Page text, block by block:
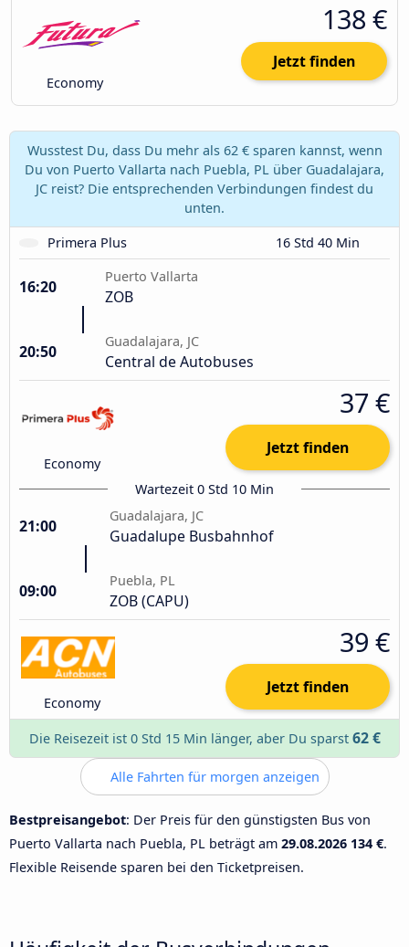
Economy
138 €
Jetzt finden
Wusstest Du, dass Du mehr als 62 € sparen kannst, wenn
Du von Puerto Vallarta nach Puebla, PL über Guadalajara,
JC reist? Die entsprechenden Verbindungen findest du
unten.
Primera Plus
16 Std 40 Min
16:20
Puerto Vallarta
ZOB
20:50
Guadalajara, JC
Central de Autobuses
Economy
37 €
Jetzt finden
Wartezeit 0 Std 10 Min
21:00
Guadalajara, JC
Guadalupe Busbahnhof
09:00
Puebla, PL
ZOB (CAPU)
Economy
39 €
Jetzt finden
Die Reisezeit ist 0 Std 15 Min länger, aber Du sparst 62 €
Alle Fahrten für morgen anzeigen
Bestpreisangebot: Der Preis für den günstigsten Bus von
Puerto Vallarta nach Puebla, PL beträgt am 29.08.2026 134 €.
Flexible Reisende sparen bei den Ticketpreisen.